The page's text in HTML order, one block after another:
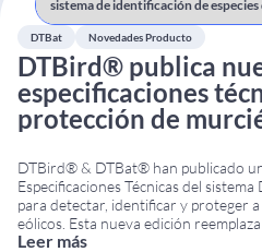
DTBat Novedades Producto
DTBird® publica
especificaciones
protección de
DTBird® & DTBat® han publicado
Especificaciones Técnicas del
para detectar, identificar y proteger
eólicos. Esta nueva edición
e incorpora importantes mejoras
Leer más